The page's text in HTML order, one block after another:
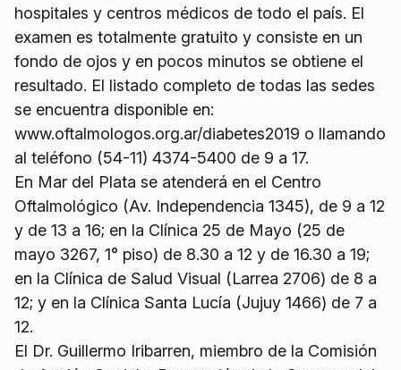
hospitales y centros médicos de todo el país. El
examen es totalmente gratuito y consiste en un
fondo de ojos y en pocos minutos se obtiene el
resultado. El listado completo de todas las sedes
se encuentra disponible en:
www.oftalmologos.org.ar/diabetes2019 o llamando
al teléfono (54-11) 4374-5400 de 9 a 17.
En Mar del Plata se atenderá en el Centro
Oftalmológico (Av. Independencia 1345), de 9 a 12
y de 13 a 16; en la Clínica 25 de Mayo (25 de
mayo 3267, 1° piso) de 8.30 a 12 y de 16.30 a 19;
en la Clínica de Salud Visual (Larrea 2706) de 8 a
12; y en la Clínica Santa Lucía (Jujuy 1466) de 7 a
12.
El Dr. Guillermo Iribarren, miembro de la Comisión